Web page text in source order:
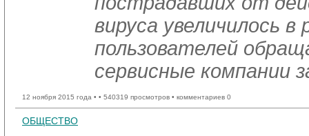
вируса увеличилось
пользователей
сервисные компании
12 ноября 2015 года • • 540319 просмотров • комментариев 0
ОБЩЕСТВО